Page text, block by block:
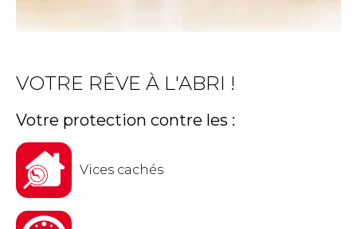
VOTRE RÊVE À L'ABRI !
Votre protection contre les :
Vices cachés